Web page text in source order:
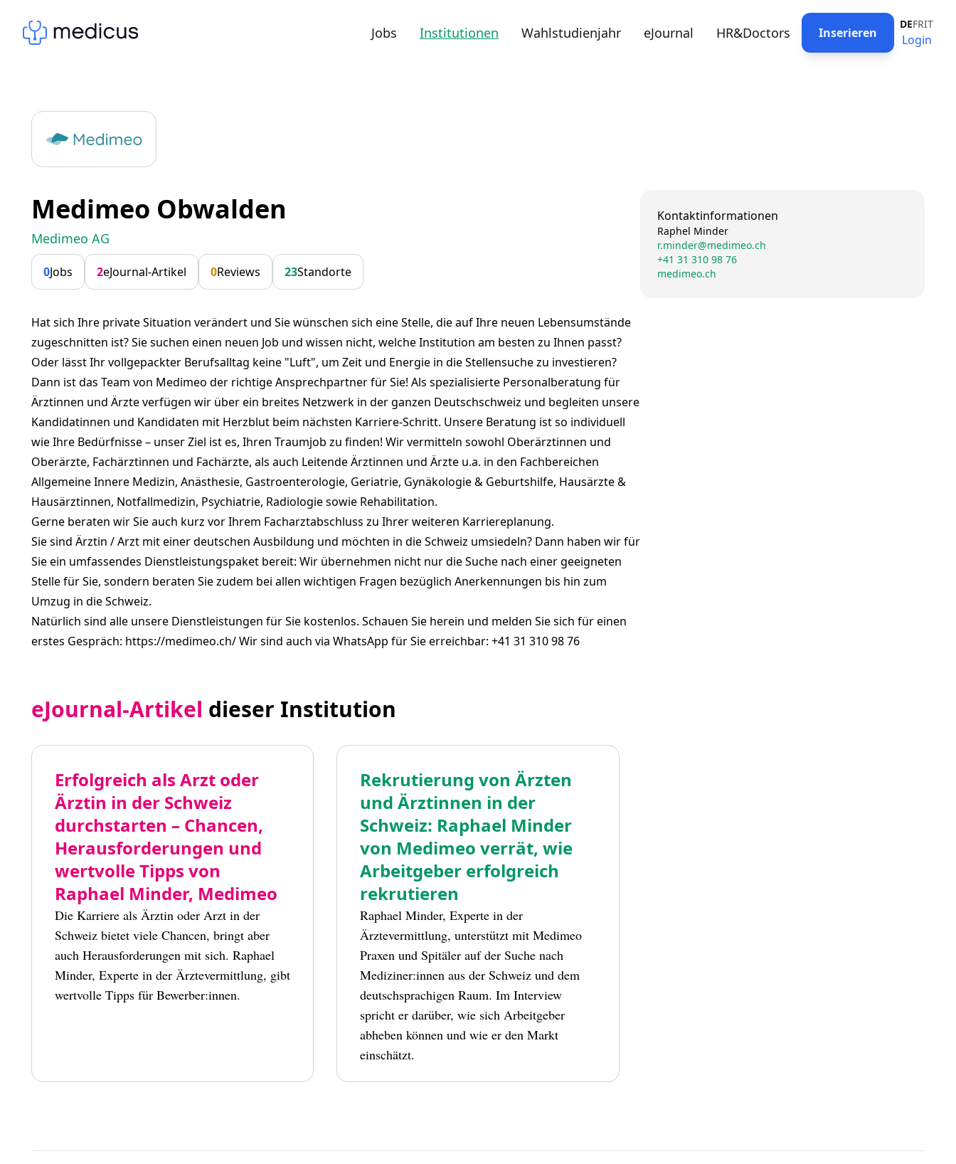
Jobs Institutionen Wahlstudienjahr eJournal HR&Doctors Inserieren
DEFRIT
Login
Medimeo Obwalden
Medimeo AG
0Jobs 2eJournal-Artikel 0Reviews 23Standorte
Hat sich Ihre private Situation verändert und Sie wünschen sich eine Stelle, die auf Ihre neuen Lebensumstände
zugeschnitten ist? Sie suchen einen neuen Job und wissen nicht, welche Institution am besten zu Ihnen passt?
Oder lässt Ihr vollgepackter Berufsalltag keine "Luft", um Zeit und Energie in die Stellensuche zu investieren?
Dann ist das Team von Medimeo der richtige Ansprechpartner für Sie! Als spezialisierte Personalberatung für
Ärztinnen und Ärzte verfügen wir über ein breites Netzwerk in der ganzen Deutschschweiz und begleiten unsere
Kandidatinnen und Kandidaten mit Herzblut beim nächsten Karriere-Schritt. Unsere Beratung ist so individuell
wie Ihre Bedürfnisse – unser Ziel ist es, Ihren Traumjob zu finden! Wir vermitteln sowohl Oberärztinnen und
Oberärzte, Fachärztinnen und Fachärzte, als auch Leitende Ärztinnen und Ärzte u.a. in den Fachbereichen
Allgemeine Innere Medizin, Anästhesie, Gastroenterologie, Geriatrie, Gynäkologie & Geburtshilfe, Hausärzte &
Hausärztinnen, Notfallmedizin, Psychiatrie, Radiologie sowie Rehabilitation.
Gerne beraten wir Sie auch kurz vor Ihrem Facharztabschluss zu Ihrer weiteren Karriereplanung.
Sie sind Ärztin / Arzt mit einer deutschen Ausbildung und möchten in die Schweiz umsiedeln? Dann haben wir für
Sie ein umfassendes Dienstleistungspaket bereit: Wir übernehmen nicht nur die Suche nach einer geeigneten
Stelle für Sie, sondern beraten Sie zudem bei allen wichtigen Fragen bezüglich Anerkennungen bis hin zum
Umzug in die Schweiz.
Natürlich sind alle unsere Dienstleistungen für Sie kostenlos. Schauen Sie herein und melden Sie sich für einen
erstes Gespräch: https://medimeo.ch/ Wir sind auch via WhatsApp für Sie erreichbar: +41 31 310 98 76
Kontaktinformationen
Raphel Minder
r.minder@medimeo.ch
+41 31 310 98 76
medimeo.ch
eJournal-Artikel dieser Institution
Erfolgreich als Arzt oder
Ärztin in der Schweiz
durchstarten – Chancen,
Herausforderungen und
wertvolle Tipps von
Raphael Minder, Medimeo
Die Karriere als Ärztin oder Arzt in der
Schweiz bietet viele Chancen, bringt aber
auch Herausforderungen mit sich. Raphael
Minder, Experte in der Ärztevermittlung, gibt
wertvolle Tipps für Bewerber:innen.
Rekrutierung von Ärzten
und Ärztinnen in der
Schweiz: Raphael Minder
von Medimeo verrät, wie
Arbeitgeber erfolgreich
rekrutieren
Raphael Minder, Experte in der
Ärztevermittlung, unterstützt mit Medimeo
Praxen und Spitäler auf der Suche nach
Mediziner:innen aus der Schweiz und dem
deutschsprachigen Raum. Im Interview
spricht er darüber, wie sich Arbeitgeber
abheben können und wie er den Markt
einschätzt.